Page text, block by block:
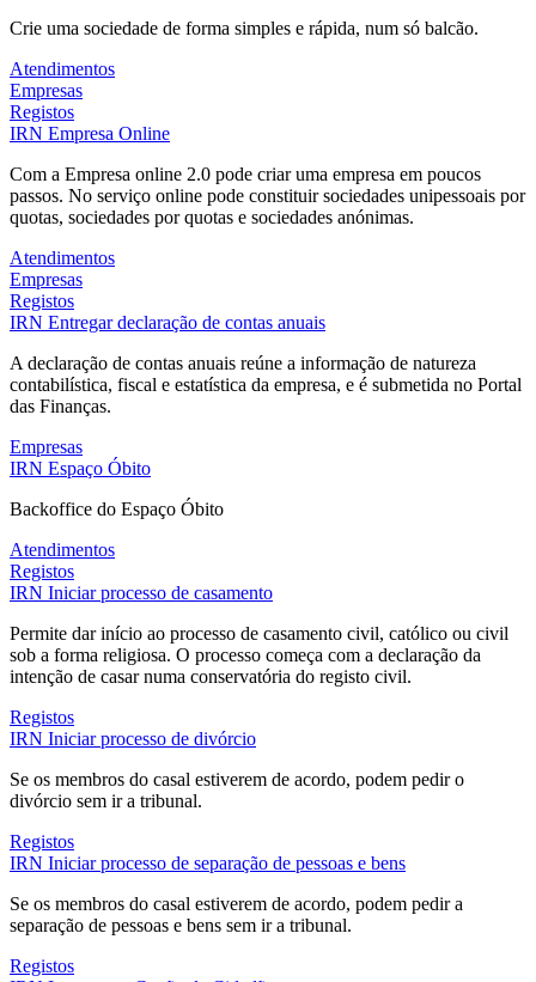
Crie uma sociedade de forma simples e rápida, num só balcão.
Atendimentos
Empresas
Registos
IRN Empresa Online
Com a Empresa online 2.0 pode criar uma empresa em poucos
passos. No serviço online pode constituir sociedades unipessoais por
quotas, sociedades por quotas e sociedades anónimas.
Atendimentos
Empresas
Registos
IRN Entregar declaração de contas anuais
A declaração de contas anuais reúne a informação de natureza
contabilística, fiscal e estatística da empresa, e é submetida no Portal
das Finanças.
Empresas
IRN Espaço Óbito
Backoffice do Espaço Óbito
Atendimentos
Registos
IRN Iniciar processo de casamento
Permite dar início ao processo de casamento civil, católico ou civil
sob a forma religiosa. O processo começa com a declaração da
intenção de casar numa conservatória do registo civil.
Registos
IRN Iniciar processo de divórcio
Se os membros do casal estiverem de acordo, podem pedir o
divórcio sem ir a tribunal.
Registos
IRN Iniciar processo de separação de pessoas e bens
Se os membros do casal estiverem de acordo, podem pedir a
separação de pessoas e bens sem ir a tribunal.
Registos